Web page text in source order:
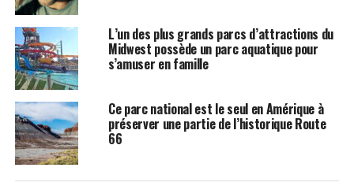
L’un des plus grands parcs d’attractions du
Midwest possède un parc aquatique pour
s’amuser en famille
Ce parc national est le seul en Amérique à
préserver une partie de l’historique Route
66